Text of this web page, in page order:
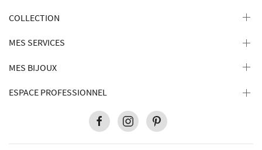
COLLECTION
MES SERVICES
MES BIJOUX
ESPACE PROFESSIONNEL